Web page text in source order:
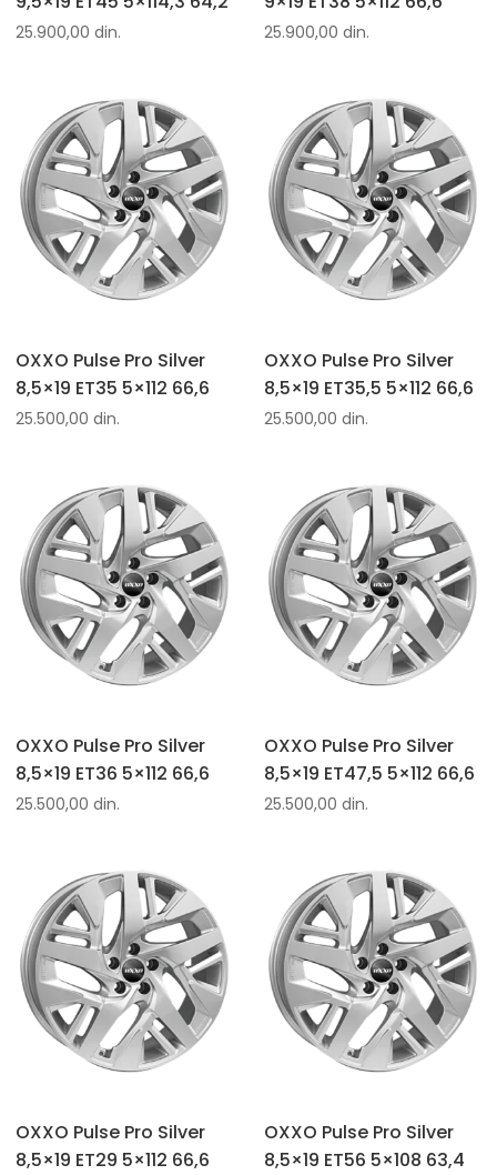
25.900,00 din. 25.900,00 din.
OXXO Pulse Pro Silver
8,5×19 ET35 5×112 66,6
25.500,00 din.
OXXO Pulse Pro Silver
8,5×19 ET35,5 5×112 66,6
25.500,00 din.
OXXO Pulse Pro Silver
8,5×19 ET36 5×112 66,6
25.500,00 din.
OXXO Pulse Pro Silver
8,5×19 ET47,5 5×112 66,6
25.500,00 din.
OXXO Pulse Pro Silver
8,5×19 ET29 5×112 66,6
OXXO Pulse Pro Silver
8,5×19 ET56 5×108 63,4